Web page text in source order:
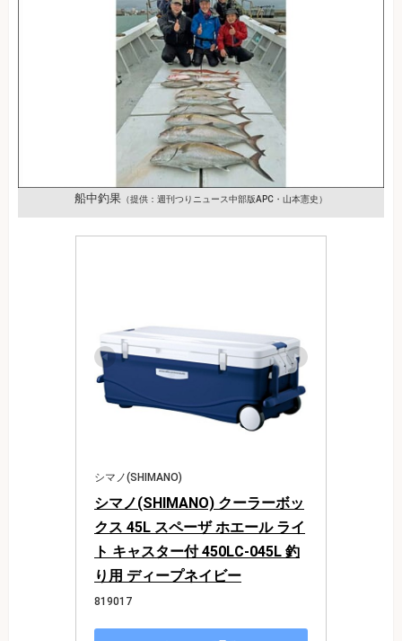
船中釣果 （提供：週刊つりニュース中部版APC・山本憲史）
シマノ(SHIMANO)
シマノ(SHIMANO) クーラーボッ
クス 45L スペーザ ホエール ライ
ト キャスター付 450LC-045L 釣
り用 ディープネイビー
819017